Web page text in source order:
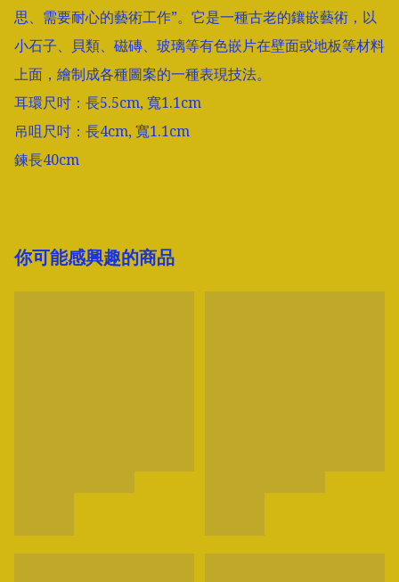
思、需要耐心的藝術工作”。它是一種古老的鑲嵌藝術，以
小石子、貝類、磁磚、玻璃等有色嵌片在壁面或地板等材料
上面，繪制成各種圖案的一種表現技法。
耳環尺吋：長5.5cm, 寬1.1cm
吊咀尺吋：長4cm, 寬1.1cm
鍊長40cm
你可能感興趣的商品